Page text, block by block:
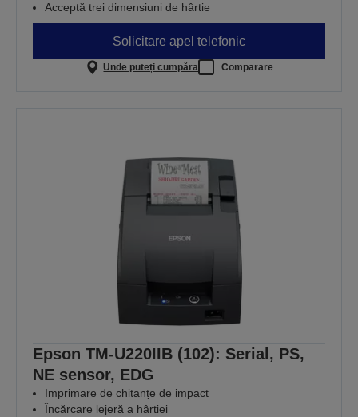
Acceptă trei dimensiuni de hârtie
Solicitare apel telefonic
Unde puteți cumpăra Comparare
Epson TM-U220IIB (102): Serial, PS,
NE sensor, EDG
Imprimare de chitanțe de impact
Încărcare lejeră a hârtiei